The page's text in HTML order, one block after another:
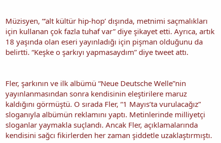
Müzisyen, “‘alt kültür hip-hop’ dışında, metnimi saçmalıkları
için kullanan çok fazla tuhaf var” diye şikayet etti. Ayrıca, artık
18 yaşında olan eseri yayınladığı için pişman olduğunu da
belirtti. “Keşke o şarkıyı yapmasaydım” diye tweet attı.
Fler, şarkının ve ilk albümü “Neue Deutsche Welle”nin
yayınlanmasından sonra kendisinin eleştirilere maruz
kaldığını görmüştü. O sırada Fler, “1 Mayıs’ta vurulacağız”
sloganıyla albümün reklamını yaptı. Metinlerinde milliyetçi
sloganlar yaymakla suçlandı. Ancak Fler, açıklamalarında
kendisini sağcı fikirlerden her zaman şiddetle uzaklaştırmıştı.